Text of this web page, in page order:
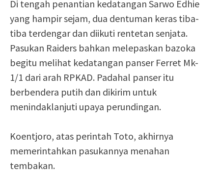
Di tengah penantian kedatangan Sarwo Edhie
yang hampir sejam, dua dentuman keras tiba-
tiba terdengar dan diikuti rentetan senjata.
Pasukan Raiders bahkan melepaskan bazoka
begitu melihat kedatangan panser Ferret Mk-
1/1 dari arah RPKAD. Padahal panser itu
berbendera putih dan dikirim untuk
menindaklanjuti upaya perundingan.
Koentjoro, atas perintah Toto, akhirnya
memerintahkan pasukannya menahan
tembakan.